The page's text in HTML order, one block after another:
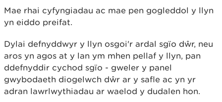
Mae rhai cyfyngiadau ac mae pen gogleddol y llyn
yn eiddo preifat.
Dylai defnyddwyr y llyn osgoi'r ardal sgïo dŵr, neu
aros yn agos at y lan ym mhen pellaf y llyn, pan
ddefnyddir cychod sgïo - gweler y panel
gwybodaeth diogelwch dŵr ar y safle ac yn yr
adran lawrlwythiadau ar waelod y dudalen hon.